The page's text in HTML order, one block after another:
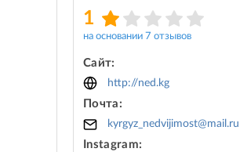
1
на основании 7 отзывов
Сайт:
http://ned.kg
Почта:
kyrgyz_nedvijimost@mail.ru
Instagram: